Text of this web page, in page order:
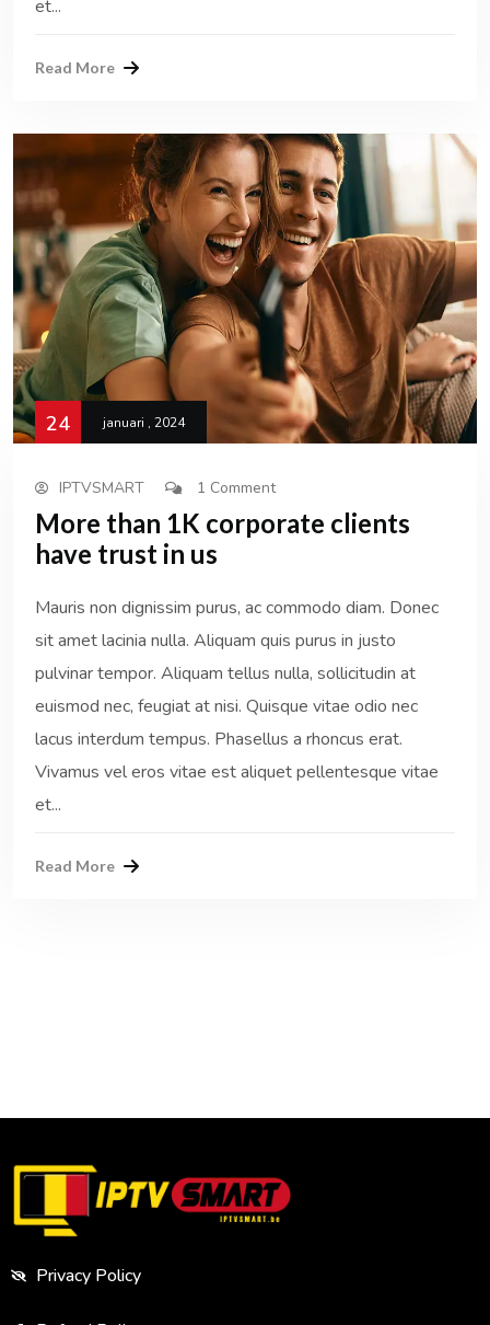
et...
Read More
24 januari , 2024
IPTVSMART 1 Comment
More than 1K corporate clients
have trust in us
Mauris non dignissim purus, ac commodo diam. Donec
sit amet lacinia nulla. Aliquam quis purus in justo
pulvinar tempor. Aliquam tellus nulla, sollicitudin at
euismod nec, feugiat at nisi. Quisque vitae odio nec
lacus interdum tempus. Phasellus a rhoncus erat.
Vivamus vel eros vitae est aliquet pellentesque vitae
et...
Read More
Privacy Policy